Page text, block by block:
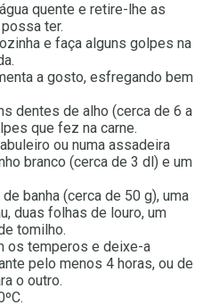
quente e retire-lhe as
ter.
e faça alguns golpes na
a gosto, esfregando bem
dentes de alho (cerca de 6 a
que fez na carne.
ou numa assadeira
branco (cerca de 3 dl) e um
banha (cerca de 50 g), uma
duas folhas de louro, um
tomilho.
os temperos e deixe-a
pelo menos 4 horas, ou de
o outro.